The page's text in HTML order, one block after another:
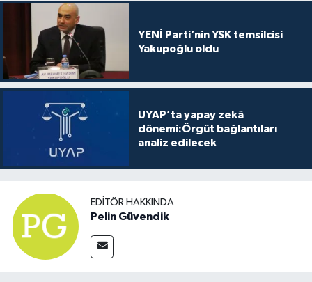
YENİ Parti’nin YSK temsilcisi
Yakupoğlu oldu
UYAP’ta yapay zekâ
dönemi:Örgüt bağlantıları
analiz edilecek
EDITÖR HAKKINDA
Pelin Güvendik